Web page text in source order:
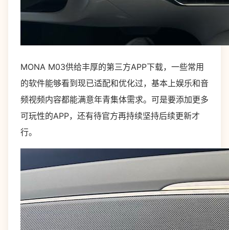
MONA M03供给丰厚的第三方APP下载，一些常用
的软件能够看到现已适配和优化过，基本上娱乐和音
频视频内容都能满意年青集体需求。可是要添加更多
可玩性的APP，还有待官方再持续坚持后续更新才
行。